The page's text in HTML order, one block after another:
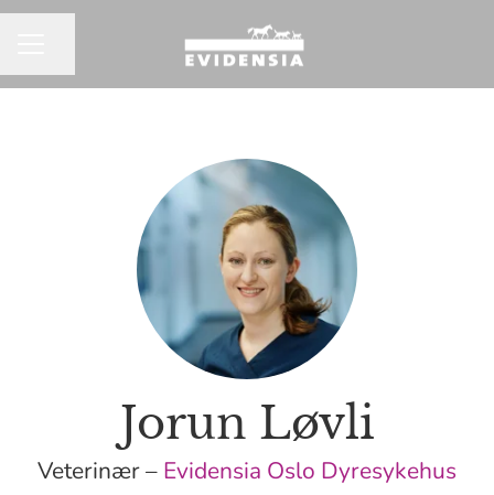
Jorun Løvli
Veterinær – Evidensia Oslo Dyresykehus